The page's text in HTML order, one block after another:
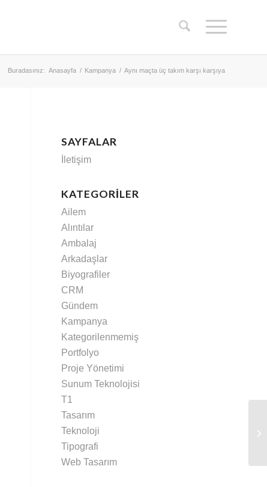
Buradasınız: Anasayfa / Kampanya / Aynı maçta üç takım karşı karşıya
SAYFALAR
İletişim
KATEGORILER
Ailem
Alıntılar
Ambalaj
Arkadaşlar
Biyografiler
CRM
Gündem
Kampanya
Kategorilenmemiş
Portfolyo
Proje Yönetimi
Sunum Teknolojisi
T1
Tasarım
Teknoloji
Tipografi
Web Tasarım